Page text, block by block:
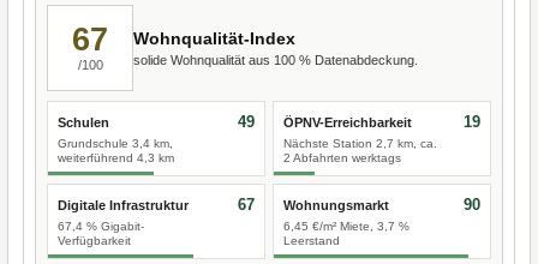
67
/100
Wohnqualität-Index
solide Wohnqualität aus 100 % Datenabdeckung.
Schulen
Grundschule 3,4 km,
weiterführend 4,3 km
49 ÖPNV-Erreichbarkeit
Nächste Station 2,7 km, ca.
2 Abfahrten werktags
19
Digitale Infrastruktur
67,4 % Gigabit-
Verfügbarkeit
67 Wohnungsmarkt
6,45 €/m² Miete, 3,7 %
Leerstand
90